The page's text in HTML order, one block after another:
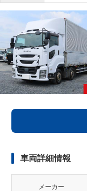
車両詳細情報
メーカー